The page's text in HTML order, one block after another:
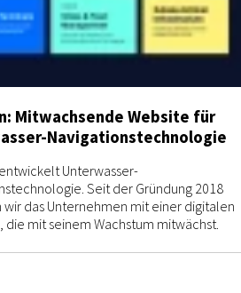
Mitwachsende Website für
Navigationstechnologie
Unterwasser-
Seit der Gründung 2018
das Unternehmen mit einer digitalen
die mit seinem Wachstum mitwächst.